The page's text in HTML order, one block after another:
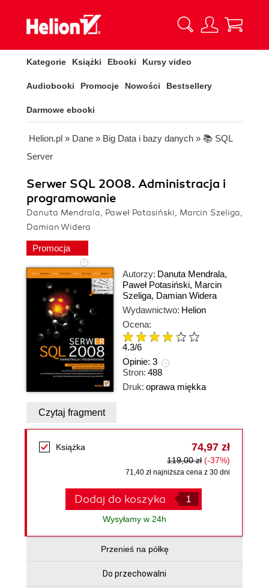
Kategorie Książki Ebooki Kursy video
Audiobooki Promocje Nowości Bestsellery
Darmowe ebooki
Helion.pl » Dane » Big Data i bazy danych » 📚 SQL
Server
Serwer SQL 2008. Administracja i
programowanie
Danuta Mendrala, Paweł Potasiński, Marcin Szeliga,
Damian Widera
Promocja
Autorzy: Danuta Mendrala,
Paweł Potasiński, Marcin
Szeliga, Damian Widera
Wydawnictwo: Helion
Ocena:
4.3/6
Opinie: 3
Stron: 488
Druk: oprawa miękka
Czytaj fragment
Książka 74,97 zł
119,00 zł (-37%)
71,40 zł najniższa cena z 30 dni
Dodaj do koszyka
Wysyłamy w 24h
Przenieś na półkę
Do przechowalni